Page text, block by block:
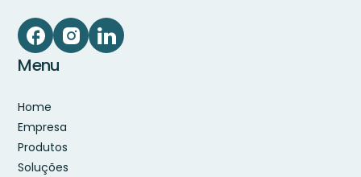
Menu
Home
Empresa
Produtos
Soluções